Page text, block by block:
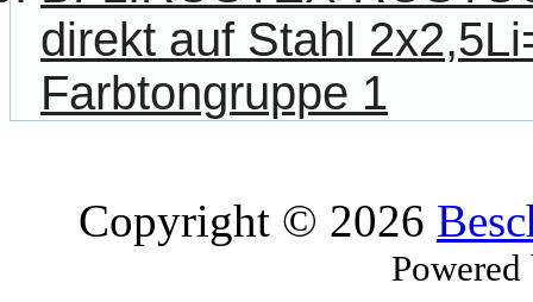
direkt auf Stahl
Farbtongruppe 1
Copyright © 2026